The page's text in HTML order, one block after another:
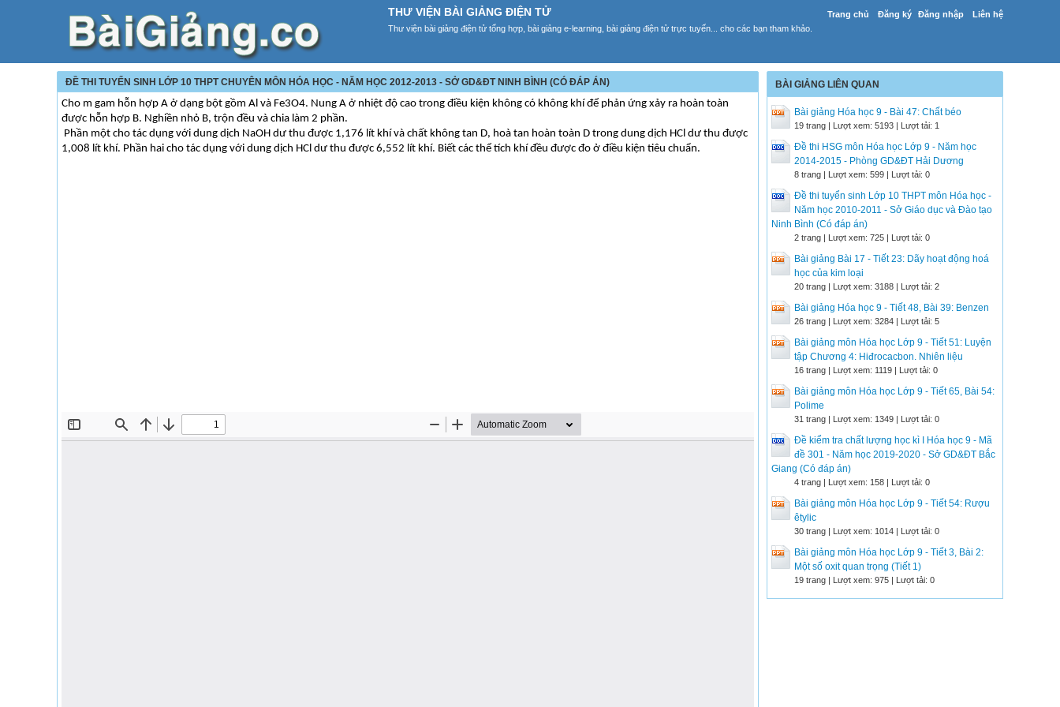
Trang chủ Đăng ký Đăng nhập Liên hệ
THƯ VIỆN BÀI GIẢNG ĐIỆN TỬ
Thư viện bài giảng điện tử tổng hợp, bài giảng e-learning, bài giảng điện tử trực tuyến... cho các bạn tham khảo.
ĐỀ THI TUYỂN SINH LỚP 10 THPT CHUYÊN MÔN HÓA HỌC - NĂM HỌC 2012-2013 - SỞ GD&ĐT NINH BÌNH (CÓ ĐÁP ÁN)
Cho m gam hỗn hợp A ở dạng bột gồm Al và Fe3O4. Nung A ở nhiệt độ cao trong điều kiện không có không khí để phản ứng xảy ra hoàn toàn
được hỗn hợp B. Nghiền nhỏ B, trộn đều và chia làm 2 phần.
Phần một cho tác dụng với dung dịch NaOH dư thu được 1,176 lít khí và chất không tan D, hoà tan hoàn toàn D trong dung dịch HCl dư thu được
1,008 lít khí. Phần hai cho tác dụng với dung dịch HCl dư thu được 6,552 lít khí. Biết các thể tích khí đều được đo ở điều kiện tiêu chuẩn.
BÀI GIẢNG LIÊN QUAN
Bài giảng Hóa học 9 - Bài 47: Chất béo
19 trang | Lượt xem: 5193 | Lượt tải: 1
Đề thi HSG môn Hóa học Lớp 9 - Năm học
2014-2015 - Phòng GD&ĐT Hải Dương
8 trang | Lượt xem: 599 | Lượt tải: 0
Đề thi tuyển sinh Lớp 10 THPT môn Hóa học -
Năm học 2010-2011 - Sở Giáo dục và Đào tạo
Ninh Bình (Có đáp án)
2 trang | Lượt xem: 725 | Lượt tải: 0
Bài giảng Bài 17 - Tiết 23: Dãy hoạt động hoá
học của kim loại
20 trang | Lượt xem: 3188 | Lượt tải: 2
Bài giảng Hóa học 9 - Tiết 48, Bài 39: Benzen
26 trang | Lượt xem: 3284 | Lượt tải: 5
Bài giảng môn Hóa học Lớp 9 - Tiết 51: Luyện
tập Chương 4: Hiđrocacbon. Nhiên liệu
16 trang | Lượt xem: 1119 | Lượt tải: 0
Bài giảng môn Hóa học Lớp 9 - Tiết 65, Bài 54:
Polime
31 trang | Lượt xem: 1349 | Lượt tải: 0
Đề kiểm tra chất lượng học kì I Hóa học 9 - Mã
đề 301 - Năm học 2019-2020 - Sở GD&ĐT Bắc
Giang (Có đáp án)
4 trang | Lượt xem: 158 | Lượt tải: 0
Bài giảng môn Hóa học Lớp 9 - Tiết 54: Rượu
êtylic
30 trang | Lượt xem: 1014 | Lượt tải: 0
Bài giảng môn Hóa học Lớp 9 - Tiết 3, Bài 2:
Một số oxit quan trọng (Tiết 1)
19 trang | Lượt xem: 975 | Lượt tải: 0